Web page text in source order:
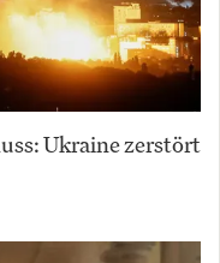
Ukraine zerstört